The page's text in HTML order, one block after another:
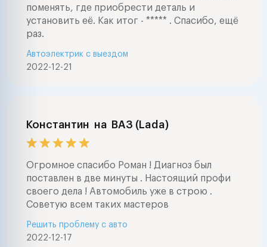
поменять, где приобрести деталь и
установить её. Как итог - ***** . Спасибо, ещё
раз.
2022-12-21
Автоэлектрик с выездом
Константин на ВАЗ (Lada)
Огромное спасибо Роман ! Диагноз был
поставлен в две минуты . Настоящий профи
своего дела ! Автомобиль уже в строю .
Советую всем таких мастеров
2022-12-17
Решить проблему с авто